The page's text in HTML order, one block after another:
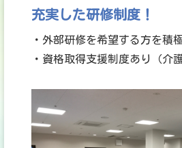
充実した研修制度！
・外部研修を希望する方を積
・資格取得支援制度あり（介